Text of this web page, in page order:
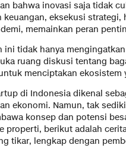
bahwa inovasi saja tidak
keuangan, eksekusi
memainkan peran
ini tidak hanya
ruang diskusi tentang
menciptakan
di Indonesia dikenal
ekonomi. Namun, tak
konsep dan potensi
properti, berikut adalah
tikar, lengkap dengan